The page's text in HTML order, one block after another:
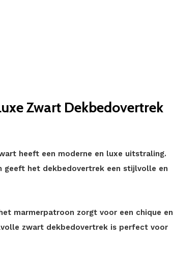
Zwart Dekbedovertrek
heeft een moderne en luxe uitstraling.
geeft het dekbedovertrek een stijlvolle en
marmerpatroon zorgt voor een chique en
zwart dekbedovertrek is perfect voor